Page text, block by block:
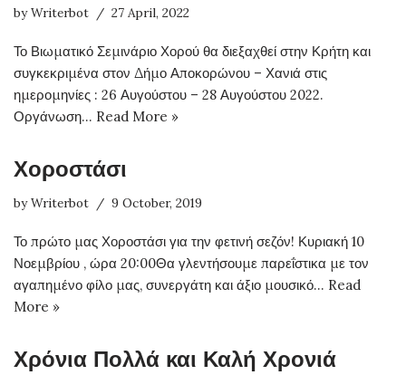
byWriterbot 27 April, 2022
Το Βιωματικό Σεμινάριο Χορού θα διεξαχθεί στην Κρήτη και
συγκεκριμένα στον Δήμο Αποκορώνου – Χανιά στις
ημερομηνίες : 26 Αυγούστου – 28 Αυγούστου 2022.
Οργάνωση… Read More »
Χοροστάσι
byWriterbot 9 October, 2019
Το πρώτο μας Χοροστάσι για την φετινή σεζόν! Κυριακή 10
Νοεμβρίου , ώρα 20:00Θα γλεντήσουμε παρεΐστικα με τον
αγαπημένο φίλο μας, συνεργάτη και άξιο μουσικό… Read
More »
Χρόνια Πολλά και Καλή Χρονιά